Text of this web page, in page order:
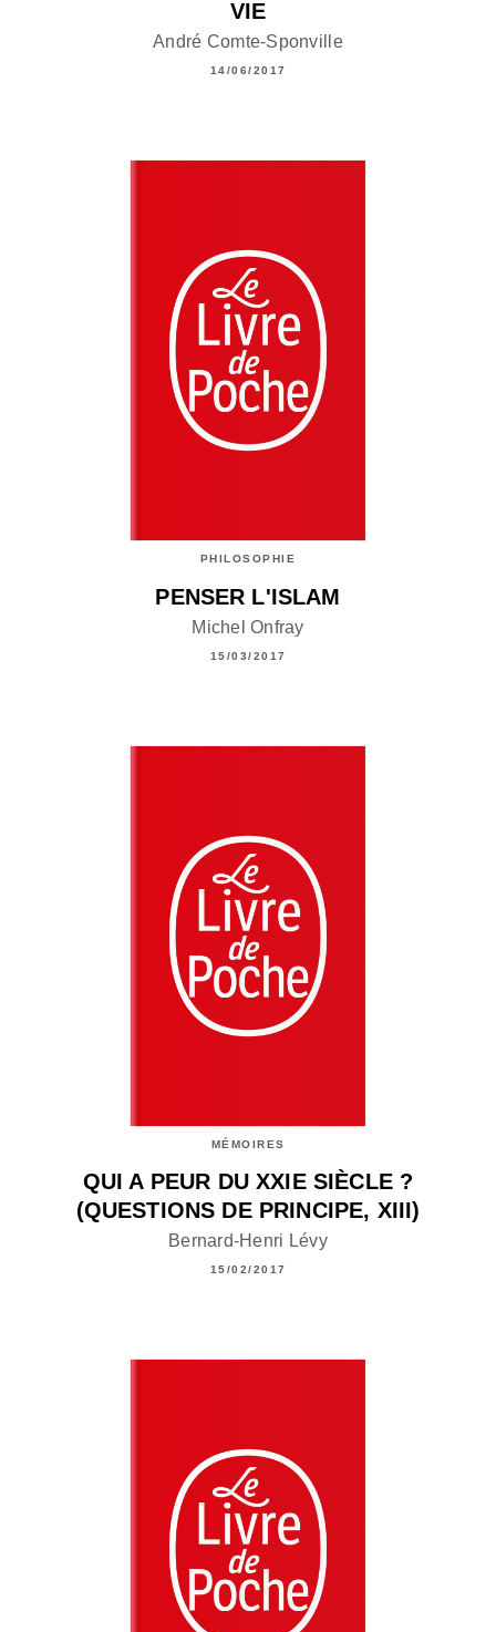
VIE
André Comte-Sponville
14/06/2017
PHILOSOPHIE
PENSER L'ISLAM
Michel Onfray
15/03/2017
MÉMOIRES
QUI A PEUR DU XXIE SIÈCLE ?
(QUESTIONS DE PRINCIPE, XIII)
Bernard-Henri Lévy
15/02/2017